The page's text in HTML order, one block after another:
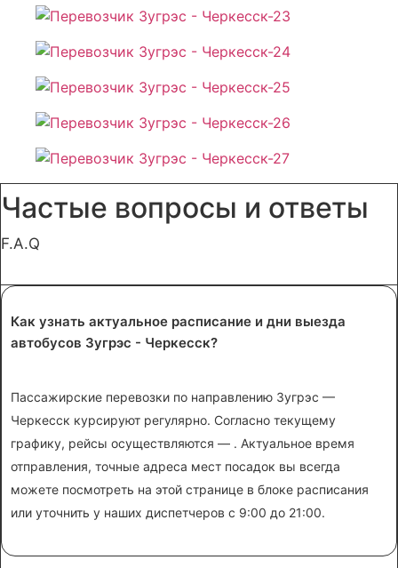
Частые вопросы и ответы
F.A.Q
Как узнать актуальное расписание и дни выезда
автобусов Зугрэс - Черкесск?
Пассажирские перевозки по направлению Зугрэс —
Черкесск курсируют регулярно. Согласно текущему
графику, рейсы осуществляются — . Актуальное время
отправления, точные адреса мест посадок вы всегда
можете посмотреть на этой странице в блоке расписания
или уточнить у наших диспетчеров с 9:00 до 21:00.